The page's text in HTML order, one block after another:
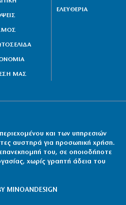
ΜΑΣ
ΕΛΕΥΘΕΡΙΑ
και των υπηρεσιών
αυστηρά για προσωπική χρήση.
του, σε οποιοδήποτε
χωρίς γραπτή άδεια του
MINOANDESIGN